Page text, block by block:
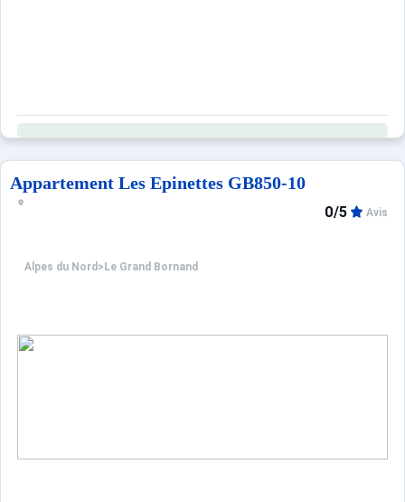
Appartement Les Epinettes GB850-10
Alpes du Nord > Le Grand Bornand
0/5 Avis